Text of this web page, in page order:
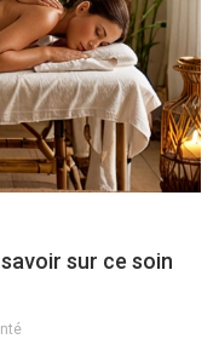
sur ce soin